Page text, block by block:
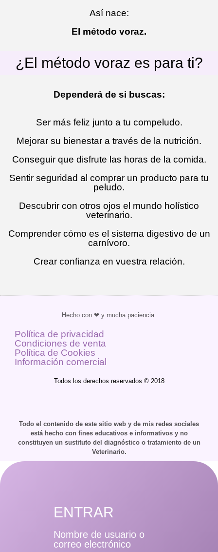
Así nace:
El método voraz.
¿El método voraz es para ti?
Dependerá de si buscas:
Ser más feliz junto a tu compeludo.
Mejorar su bienestar a través de la nutrición.
Conseguir que disfrute las horas de la comida.
Sentir seguridad al comprar un producto para tu
peludo.
Descubrir con otros ojos el mundo holístico
veterinario.
Comprender cómo es el sistema digestivo de un
carnívoro.
Crear confianza en vuestra relación.
Hecho con ❤ y mucha paciencia.
Política de privacidad
Condiciones de venta
Política de Cookies
Información comercial
Todos los derechos reservados © 2018
Todo el contenido de este sitio web y de mis redes sociales
está hecho con fines educativos e informativos y no
constituyen un sustituto del diagnóstico o tratamiento de un
Veterinario.
ENTRAR
Nombre de usuario o
correo electrónico